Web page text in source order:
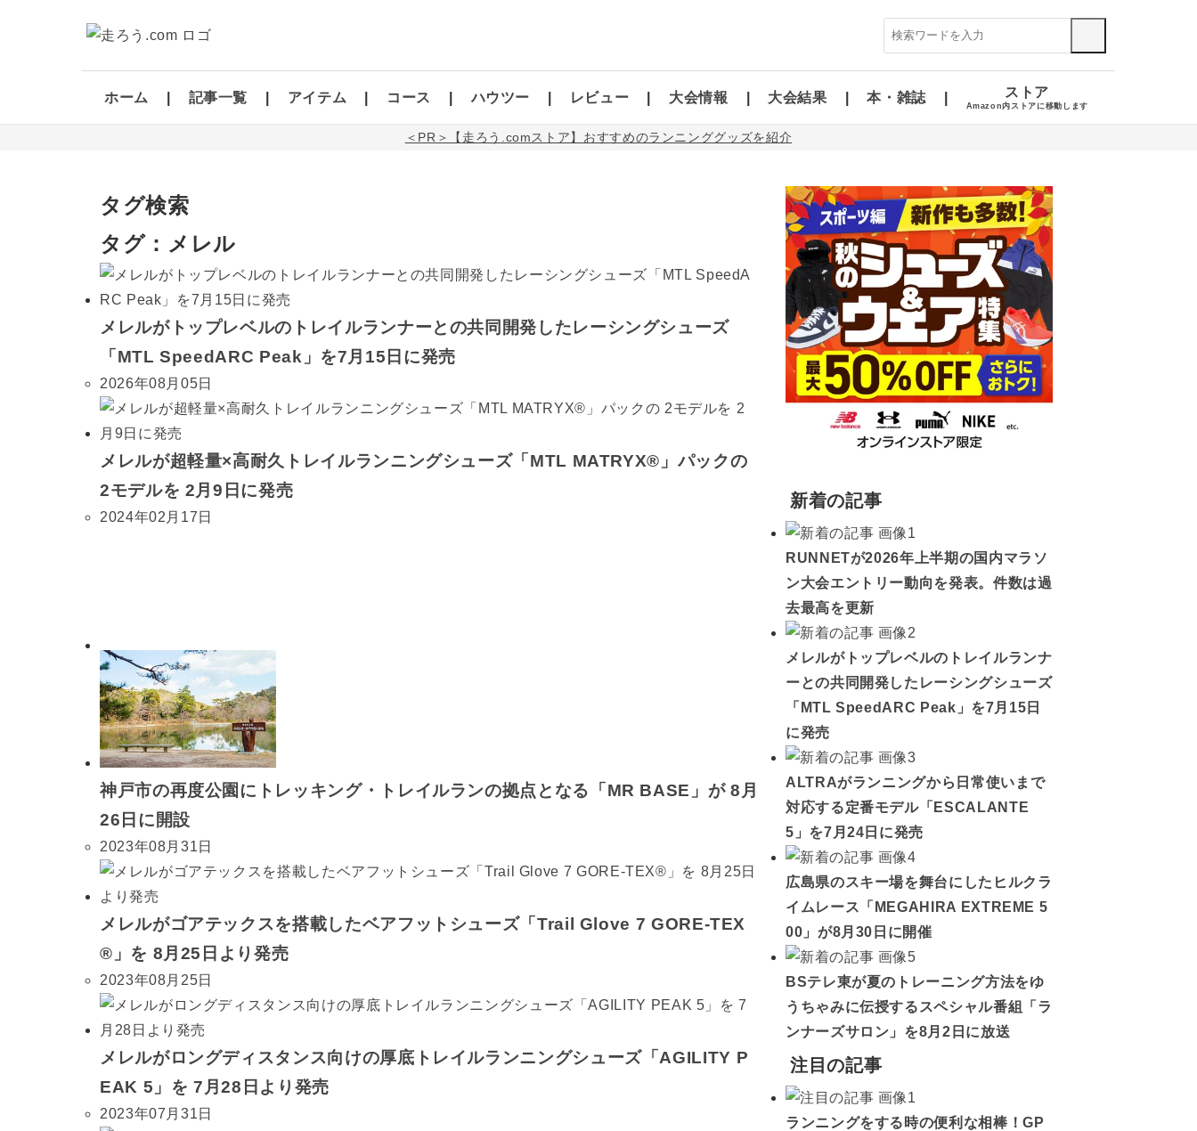
ホーム 記事一覧 アイテム コース ハウツー レビュー 大会情報 大会結果 本・雑誌 ストア
Amazon内ストアに移動します
＜PR＞【走ろう.comストア】おすすめのランニンググッズを紹介
タグ検索
タグ：メレル
メレルがトップレベルのトレイルランナーとの共同開発したレーシングシューズ
「MTL SpeedARC Peak」を7月15日に発売
2026年08月05日
メレルが超軽量×高耐久トレイルランニングシューズ「MTL MATRYX®」パックの
2モデルを 2月9日に発売
2024年02月17日
神戸市の再度公園にトレッキング・トレイルランの拠点となる「MR BASE」が 8月
26日に開設
2023年08月31日
メレルがゴアテックスを搭載したベアフットシューズ「Trail Glove 7 GORE-TEX
®」を 8月25日より発売
2023年08月25日
メレルがロングディスタンス向けの厚底トレイルランニングシューズ「AGILITY P
EAK 5」を 7月28日より発売
2023年07月31日
新着の記事
RUNNETが2026年上半期の国内マラソ
ン大会エントリー動向を発表。件数は過
去最高を更新
メレルがトップレベルのトレイルランナ
ーとの共同開発したレーシングシューズ
「MTL SpeedARC Peak」を7月15日
に発売
ALTRAがランニングから日常使いまで
対応する定番モデル「ESCALANTE
5」を7月24日に発売
広島県のスキー場を舞台にしたヒルクラ
イムレース「MEGAHIRA EXTREME 5
00」が8月30日に開催
BSテレ東が夏のトレーニング方法をゆ
うちゃみに伝授するスペシャル番組「ラ
ンナーズサロン」を8月2日に放送
注目の記事
ランニングをする時の便利な相棒！GP